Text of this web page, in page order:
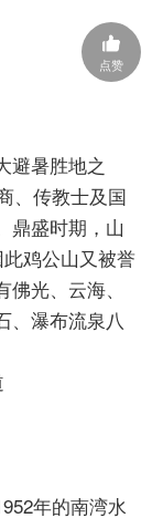
点赞
暑胜地之
、传教士及国
鼎盛时期，山
鸡公山又被誉
光、云海、
、瀑布流泉八
年的南湾水